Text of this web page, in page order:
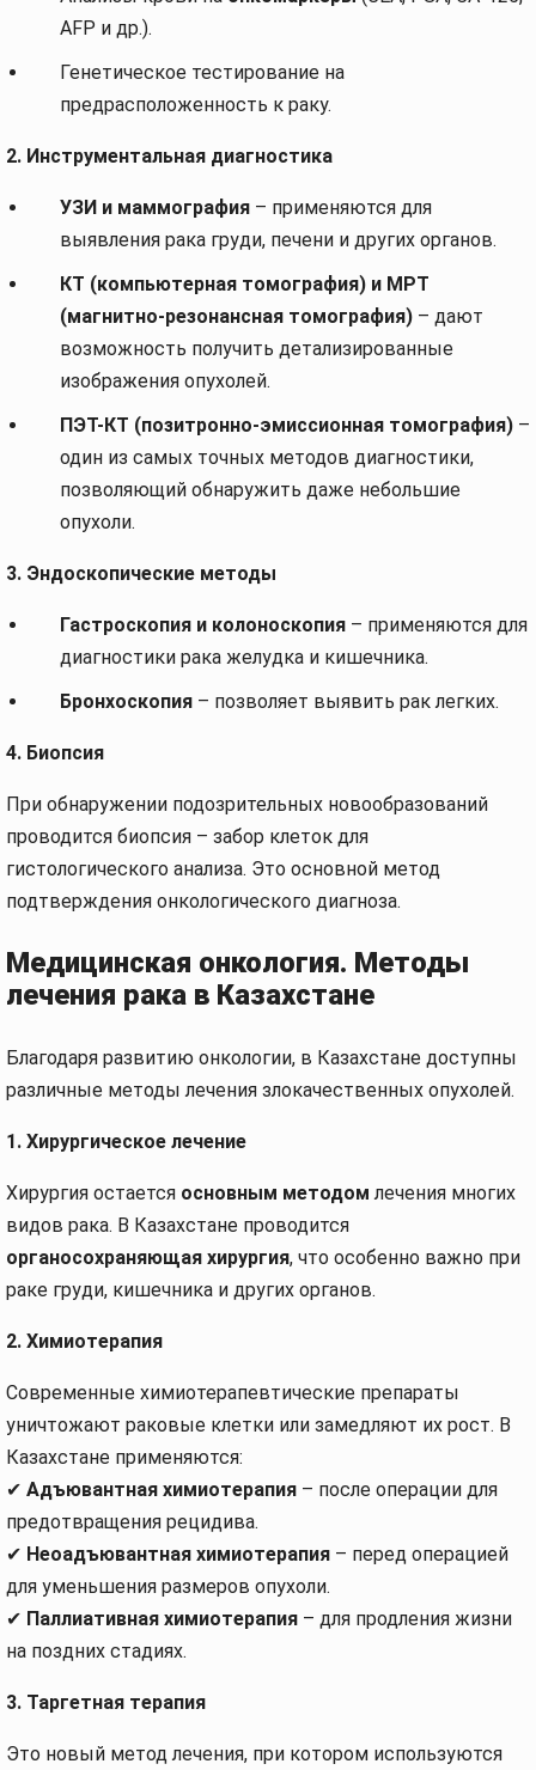
AFP и др.).
Генетическое тестирование на
предрасположенность к раку.
2. Инструментальная диагностика
УЗИ и маммография – применяются для
выявления рака груди, печени и других органов.
КТ (компьютерная томография) и МРТ
(магнитно-резонансная томография) – дают
возможность получить детализированные
изображения опухолей.
ПЭТ-КТ (позитронно-эмиссионная томография) –
один из самых точных методов диагностики,
позволяющий обнаружить даже небольшие
опухоли.
3. Эндоскопические методы
Гастроскопия и колоноскопия – применяются для
диагностики рака желудка и кишечника.
Бронхоскопия – позволяет выявить рак легких.
4. Биопсия
При обнаружении подозрительных новообразований
проводится биопсия – забор клеток для
гистологического анализа. Это основной метод
подтверждения онкологического диагноза.
Медицинская онкология. Методы
лечения рака в Казахстане
Благодаря развитию онкологии, в Казахстане доступны
различные методы лечения злокачественных опухолей.
1. Хирургическое лечение
Хирургия остается основным методом лечения многих
видов рака. В Казахстане проводится
органосохраняющая хирургия, что особенно важно при
раке груди, кишечника и других органов.
2. Химиотерапия
Современные химиотерапевтические препараты
уничтожают раковые клетки или замедляют их рост. В
Казахстане применяются:
✔ Адъювантная химиотерапия – после операции для
предотвращения рецидива.
✔ Неоадъювантная химиотерапия – перед операцией
для уменьшения размеров опухоли.
✔ Паллиативная химиотерапия – для продления жизни
на поздних стадиях.
3. Таргетная терапия
Это новый метод лечения, при котором используются